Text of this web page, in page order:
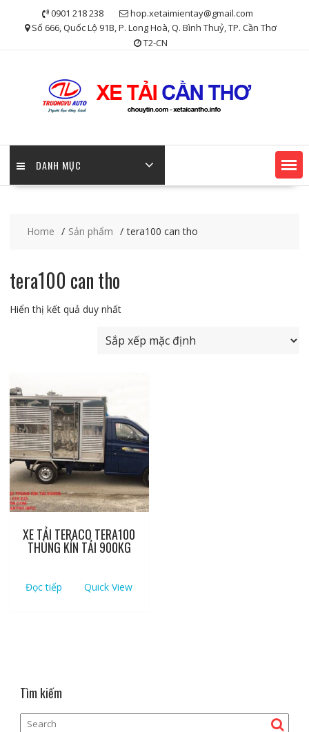
0901 218 238
hop.xetaimientay@gmail.com
Số 666, Quốc Lộ 91B, P. Long Hoà, Q. Bình Thuỷ, TP. Cần Thơ
T2-CN
DANH MỤC
Home Sản phẩm tera100 can tho
tera100 can tho
Hiển thị kết quả duy nhất
XE TẢI TERACO TERA100
THÙNG KÍN TẢI 900KG
Đọc tiếp Quick View
Tìm kiếm